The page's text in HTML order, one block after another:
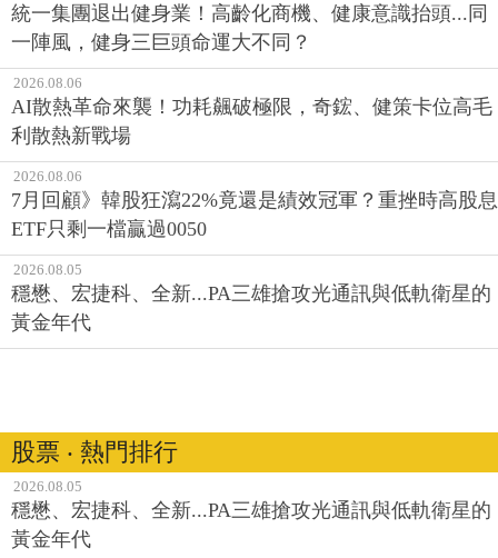
統一集團退出健身業！高齡化商機、健康意識抬頭...同
一陣風，健身三巨頭命運大不同？
2026.08.06
AI散熱革命來襲！功耗飆破極限，奇鋐、健策卡位高毛
利散熱新戰場
2026.08.06
7月回顧》韓股狂瀉22%竟還是績效冠軍？重挫時高股息
ETF只剩一檔贏過0050
2026.08.05
穩懋、宏捷科、全新...PA三雄搶攻光通訊與低軌衛星的
黃金年代
股票 ‧ 熱門排行
2026.08.05
穩懋、宏捷科、全新...PA三雄搶攻光通訊與低軌衛星的
黃金年代